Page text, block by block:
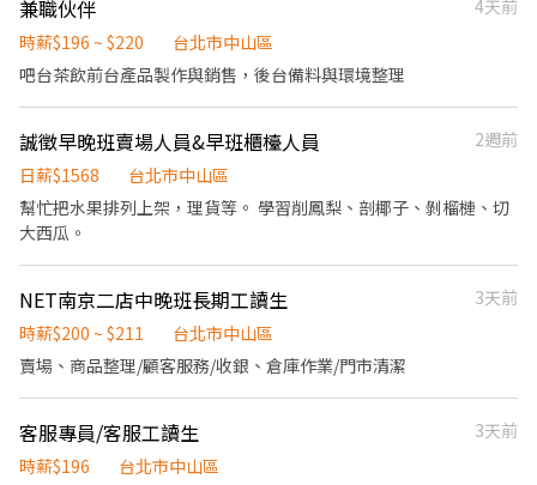
兼職伙伴
4天前
時薪$196 ~ $220
台北市中山區
吧台茶飲前台產品製作與銷售，後台備料與環境整理
誠徵早晚班賣場人員&早班櫃檯人員
2週前
日薪$1568
台北市中山區
幫忙把水果排列上架，理貨等。 學習削鳳梨、剖椰子、剝榴槤、切
大西瓜。
NET南京二店中晚班長期工讀生
3天前
時薪$200 ~ $211
台北市中山區
賣場、商品整理/顧客服務/收銀、倉庫作業/門市清潔
客服專員/客服工讀生
3天前
時薪$196
台北市中山區